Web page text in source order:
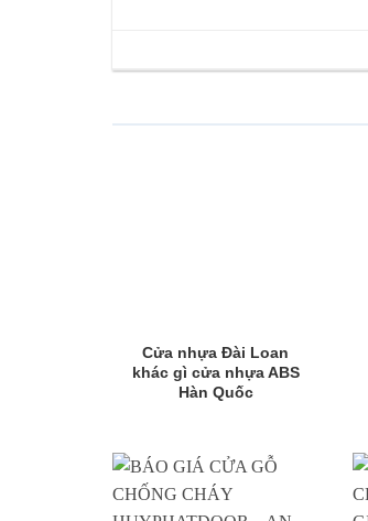
Cửa nhựa Đài Loan
khác gì cửa nhựa ABS
Hàn Quốc